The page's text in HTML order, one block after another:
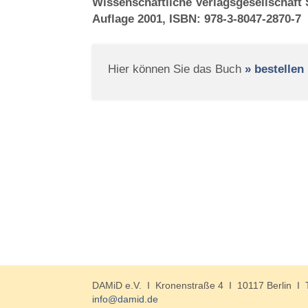
Auflage 2001, ISBN: 978-3-8047-2870-7
Hier können Sie das Buch » bestellen
DAMiD e.V. I Kronenstraße 4 I 10117 Berlin I
info@damid.de